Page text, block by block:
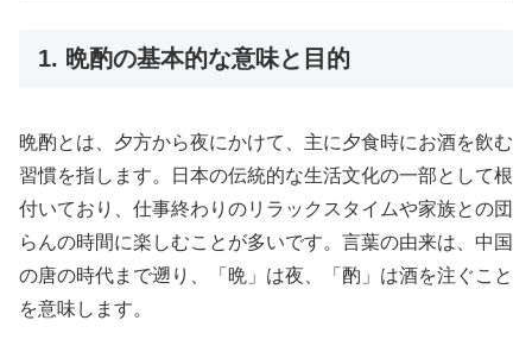
1. 晩酌の基本的な意味と目的
晩酌とは、夕方から夜にかけて、主に夕食時にお酒を飲む
習慣を指します。日本の伝統的な生活文化の一部として根
付いており、仕事終わりのリラックスタイムや家族との団
らんの時間に楽しむことが多いです。言葉の由来は、中国
の唐の時代まで遡り、「晩」は夜、「酌」は酒を注ぐこと
を意味します。